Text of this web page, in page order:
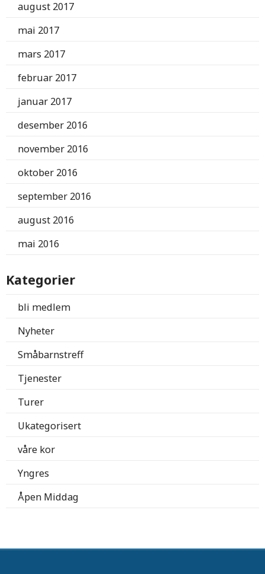
august 2017
mai 2017
mars 2017
februar 2017
januar 2017
desember 2016
november 2016
oktober 2016
september 2016
august 2016
mai 2016
Kategorier
bli medlem
Nyheter
Småbarnstreff
Tjenester
Turer
Ukategorisert
våre kor
Yngres
Åpen Middag